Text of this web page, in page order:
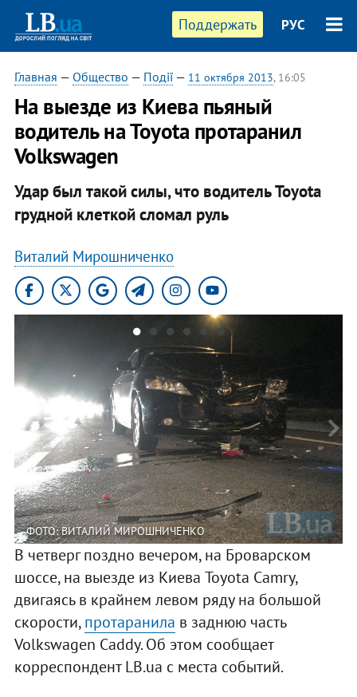
Поддержать РУС
Главная — Общество — Події— 11 октября 2013, 16:05
На выезде из Киева пьяный
водитель на Toyota протаранил
Volkswagen
Удар был такой силы, что водитель Toyota
грудной клеткой сломал руль
Виталий Мирошниченко
ФОТО: ВИТАЛИЙ МИРОШНИЧЕНКО
В четверг поздно вечером, на Броварском
шоссе, на выезде из Киева Toyota Camry,
двигаясь в крайнем левом ряду на большой
скорости,протаранила в заднюю часть
Volkswagen Caddy. Об этом сообщает
корреспондент LB.ua с места событий.